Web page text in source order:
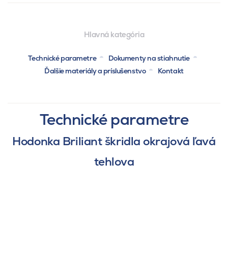
Hlavná kategória
Technické parametre
Dokumenty na stiahnutie
Ďalšie materiály a príslušenstvo
Kontakt
Technické parametre
Hodonka Briliant škridla okrajová ľavá
tehlova